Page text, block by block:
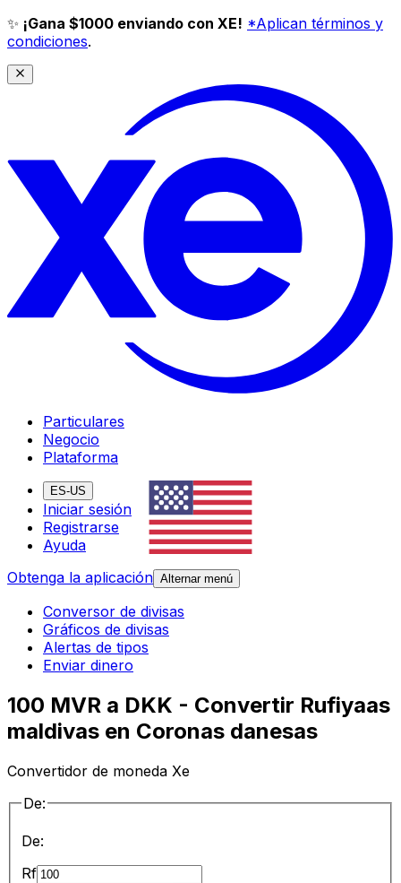
✨ ¡Gana $1000 enviando con XE! *Aplican términos y
condiciones.
Particulares
Negocio
Plataforma
ES-US
Iniciar sesión
Registrarse
Ayuda
Obtenga la aplicación Alternar menú
Conversor de divisas
Gráficos de divisas
Alertas de tipos
Enviar dinero
100 MVR a DKK - Convertir Rufiyaas
maldivas en Coronas danesas
Convertidor de moneda Xe
De:
De:
Rf